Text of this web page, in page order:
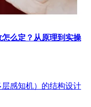
怎么定？从原理到实操
层感知机）的结构设计